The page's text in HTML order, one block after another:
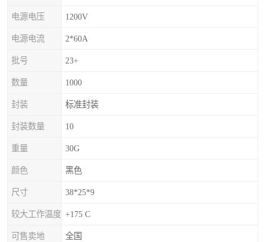
电源电压 1200V
电源电流 2*60A
批号 23+
数量 1000
封装 标准封装
封装数量 10
重量 30G
颜色 黑色
尺寸 38*25*9
较大工作温度 +175 C
可售卖地 全国